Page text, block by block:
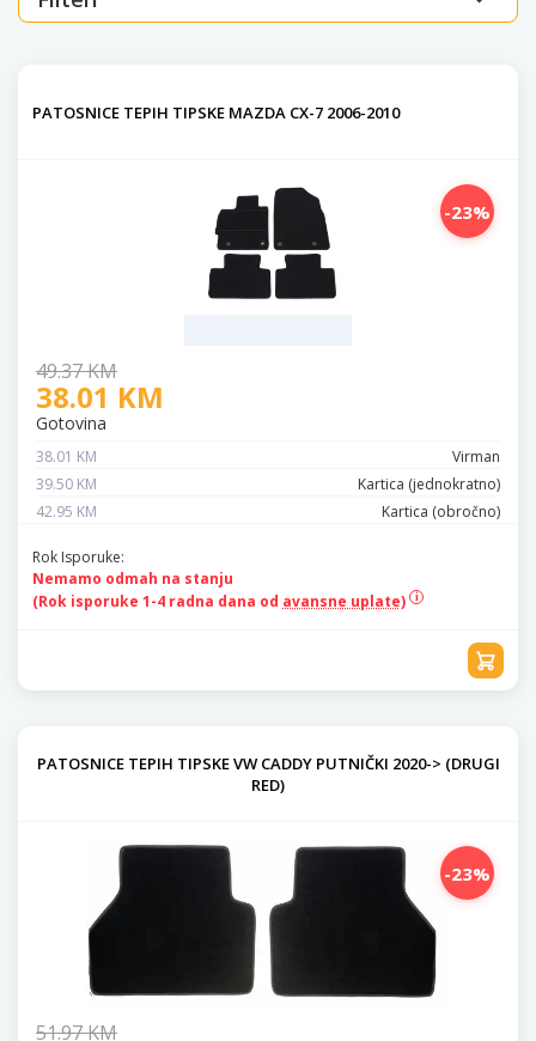
PATOSNICE TEPIH TIPSKE MAZDA CX-7 2006-2010
-23%
49.37 KM
38.01 KM
Gotovina
38.01 KM
Virman
39.50 KM
Kartica (jednokratno)
42.95 KM
Kartica (obročno)
Rok Isporuke:
Nemamo odmah na stanju
(Rok isporuke 1-4 radna dana od avansne uplate)
PATOSNICE TEPIH TIPSKE VW CADDY PUTNIČKI 2020-> (DRUGI
RED)
-23%
51.97 KM